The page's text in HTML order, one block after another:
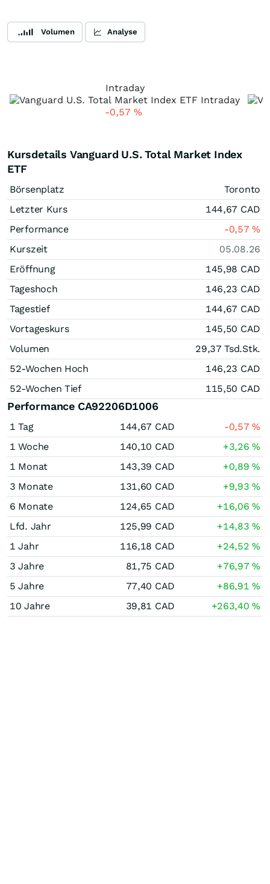
Volumen Analyse
Intraday
-0,57 %
Kursdetails Vanguard U.S. Total Market Index
ETF
Börsenplatz
Toronto
Letzter Kurs
144,67 CAD
Performance
-0,57%
Kurszeit
05.08.26
Eröffnung
145,98 CAD
Tageshoch
146,23 CAD
Tagestief
144,67 CAD
Vortageskurs
145,50 CAD
Volumen
29,37 Tsd.Stk.
52-Wochen Hoch
146,23 CAD
52-Wochen Tief
115,50 CAD
Performance CA92206D1006
1 Tag 144,67 CAD -0,57%
1 Woche
140,10 CAD +3,26%
1 Monat
143,39 CAD +0,89%
3 Monate
131,60 CAD +9,93%
6 Monate
124,65 CAD +16,06%
Lfd. Jahr
125,99 CAD +14,83%
1 Jahr
116,18 CAD +24,52%
3 Jahre
81,75 CAD +76,97%
5 Jahre
77,40 CAD +86,91%
10 Jahre
39,81 CAD +263,40%